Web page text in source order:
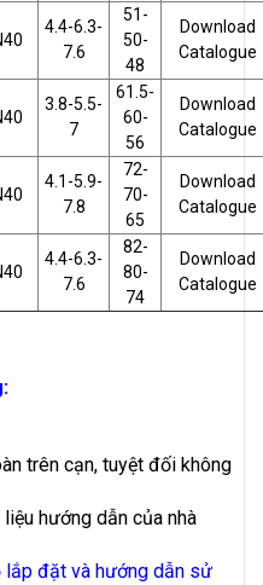
4.4-6.3-
7.6
51-
50-
48
Download
Catalogue
3.8-5.5-
7
61.5-
60-
56
Download
Catalogue
4.1-5.9-
7.8
72-
70-
65
Download
Catalogue
4.4-6.3-
7.6
82-
80-
74
Download
Catalogue
trên cạn, tuyệt đối không
hướng dẫn của nhà
lắp đặt và hướng dẫn sử